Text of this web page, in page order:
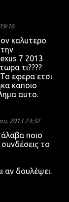
καλυτερο
7 2013
τι????
Το εφερα ετσι
καποιο
αυτο.
2013 23:32
ποιο
συνδέσεις το
αν δουλέψει.